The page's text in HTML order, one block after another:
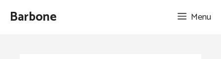
AllerBarbone Menu